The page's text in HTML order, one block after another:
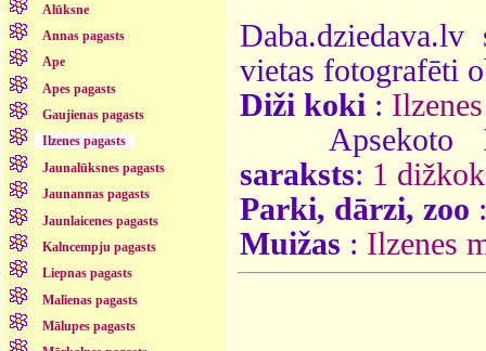
Alūksne
Annas pagasts
Ape
Apes pagasts
Gaujienas pagasts
Ilzenes pagasts
Jaunalūksnes pagasts
Jaunannas pagasts
Jaunlaicenes pagasts
Kalncempju pagasts
Liepnas pagasts
Malienas pagasts
Mālupes pagasts
vietas fotografēti
Diži koki :
Apsekoto
saraksts: 1
Parki, dārzi, zoo
Muižas : Ilzenes